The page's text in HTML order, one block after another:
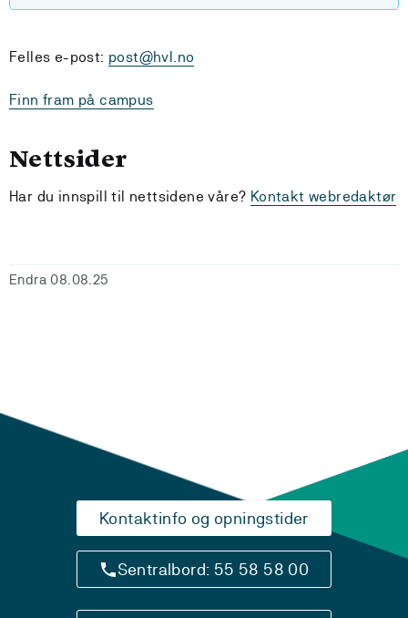
Felles e-post: post@hvl.no
Finn fram på campus
Nettsider
Har du innspill til nettsidene våre? Kontakt webredaktør
Endra 08.08.25
Kontaktinfo og opningstider
Sentralbord: 55 58 58 00